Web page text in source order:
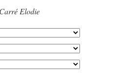
Carré Elodie